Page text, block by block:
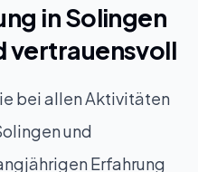
in Solingen
vertrauensvoll
bei allen Aktivitäten
und
Erfahrung